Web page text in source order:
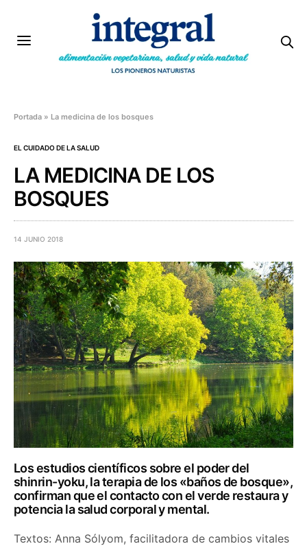
Portada » La medicina de los bosques
EL CUIDADO DE LA SALUD
LA MEDICINA DE LOS
BOSQUES
14 JUNIO 2018
Los estudios científicos sobre el poder del
shinrin-yoku, la terapia de los «baños de bosque»,
confirman que el contacto con el verde restaura y
potencia la salud corporal y mental.
Textos: Anna Sólyom, facilitadora de cambios vitales